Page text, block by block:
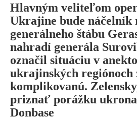
Hlavným veliteľom
Ukrajine bude náčelník
generálneho štábu
nahradí generála
označil situáciu v
ukrajinských regiónoch
komplikovanú.
priznať porážku
Donbase